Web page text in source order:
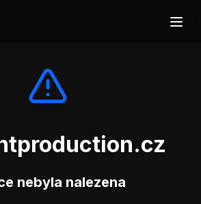
nebyla nalezena